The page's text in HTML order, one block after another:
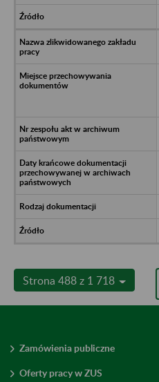
Strona 488 z 1 718
Zamówienia publiczne
Oferty pracy w ZUS